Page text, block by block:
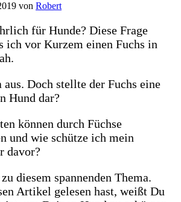
von Robert
für Hunde? Diese Frage
ich vor Kurzem einen Fuchs in
Doch stellte der Fuchs eine
Hund dar?
können durch Füchse
und wie schütze ich mein
davor?
diesem spannenden Thema.
Artikel gelesen hast, weißt Du